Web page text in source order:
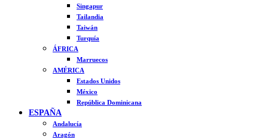
Singapur
Tailandia
Taiwán
Turquía
ÁFRICA
Marruecos
AMÉRICA
Estados Unidos
México
República Dominicana
ESPAÑA
Andalucía
Aragón